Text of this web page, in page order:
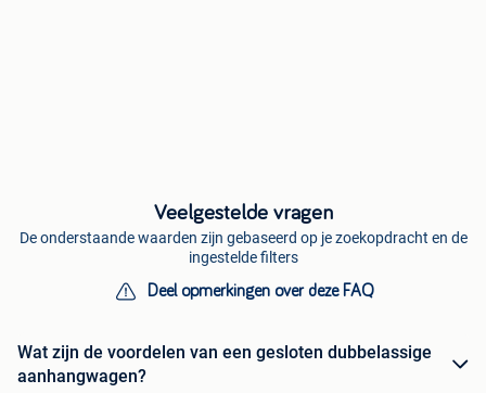
Veelgestelde vragen
De onderstaande waarden zijn gebaseerd op je zoekopdracht en de
ingestelde filters
Deel opmerkingen over deze FAQ
Wat zijn de voordelen van een gesloten dubbelassige
aanhangwagen?